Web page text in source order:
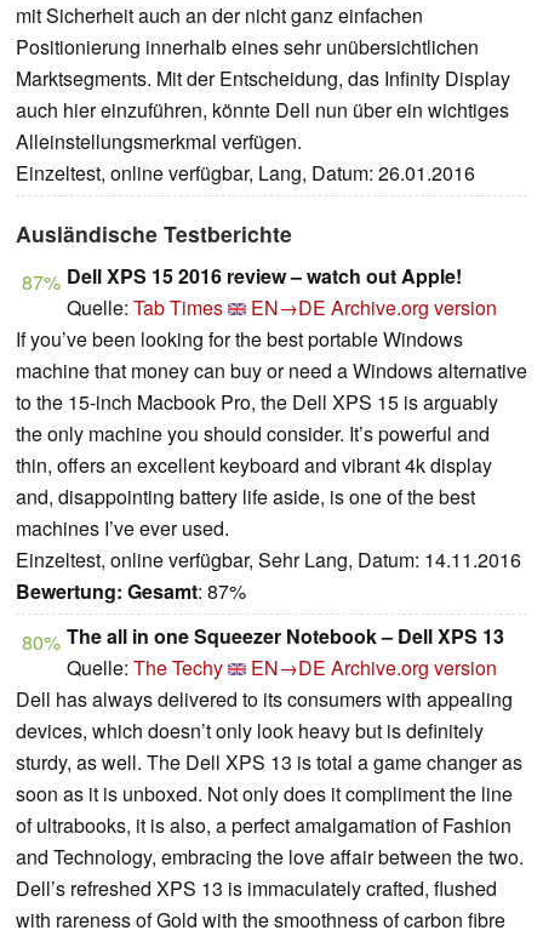
mit Sicherheit auch an der nicht ganz einfachen
Positionierung innerhalb eines sehr unübersichtlichen
Marktsegments. Mit der Entscheidung, das Infinity Display
auch hier einzuführen, könnte Dell nun über ein wichtiges
Alleinstellungsmerkmal verfügen.
Einzeltest, online verfügbar, Lang, Datum: 26.01.2016
Ausländische Testberichte
87% Dell XPS 15 2016 review – watch out Apple!
Quelle: Tab Times EN→DE Archive.org version
If you’ve been looking for the best portable Windows
machine that money can buy or need a Windows alternative
to the 15-inch Macbook Pro, the Dell XPS 15 is arguably
the only machine you should consider. It’s powerful and
thin, offers an excellent keyboard and vibrant 4k display
and, disappointing battery life aside, is one of the best
machines I’ve ever used.
Einzeltest, online verfügbar, Sehr Lang, Datum: 14.11.2016
Bewertung: Gesamt: 87%
80% The all in one Squeezer Notebook – Dell XPS 13
Quelle: The Techy EN→DE Archive.org version
Dell has always delivered to its consumers with appealing
devices, which doesn’t only look heavy but is definitely
sturdy, as well. The Dell XPS 13 is total a game changer as
soon as it is unboxed. Not only does it compliment the line
of ultrabooks, it is also, a perfect amalgamation of Fashion
and Technology, embracing the love affair between the two.
Dell’s refreshed XPS 13 is immaculately crafted, flushed
with rareness of Gold with the smoothness of carbon fibre